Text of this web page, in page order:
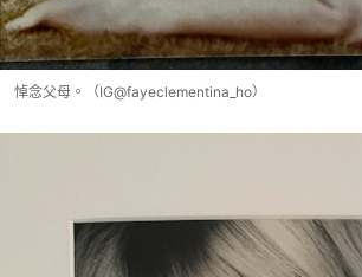
悼念父母。（IG@fayeclementina_ho）